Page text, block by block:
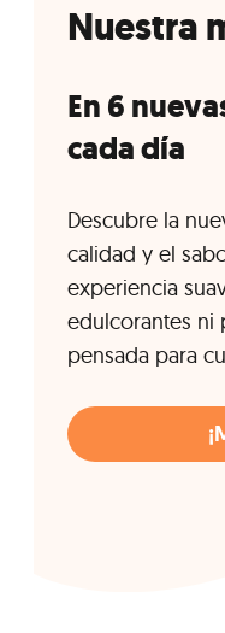
Nuestra
En 6
cada día
Descubre la
calidad y el
experiencia
edulcorantes ni
pensada para